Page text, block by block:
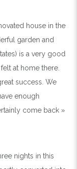
house in the
garden and
is a very good
at home there.
success. We
enough
come back »
nights in this